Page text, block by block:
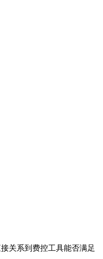
关系到费控工具能否满足